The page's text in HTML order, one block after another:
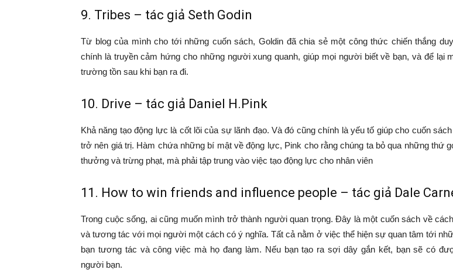
9. Tribes – tác giả Seth Godin
Từ blog của mình cho tới những cuốn sách, Goldin đã chia sẻ một công thức chiến thắng
chính là truyền cảm hứng cho những người xung quanh, giúp mọi người biết về bạn, và để lại
trường tồn sau khi bạn ra đi.
10. Drive – tác giả Daniel H.Pink
Khả năng tạo động lực là cốt lõi của sự lãnh đạo. Và đó cũng chính là yếu tố giúp cho cuốn
trở nên giá trị. Hàm chứa những bí mật về động lực, Pink cho rằng chúng ta bỏ qua những thứ
thưởng và trừng phạt, mà phải tập trung vào việc tạo động lực cho nhân viên
11. How to win friends and influence people – tác giả Dale
Trong cuộc sống, ai cũng muốn mình trở thành người quan trọng. Đây là một cuốn sách về
và tương tác với mọi người một cách có ý nghĩa. Tất cả nằm ở việc thể hiện sự quan tâm tới
bạn tương tác và công việc mà họ đang làm. Nếu bạn tạo ra sợi dây gắn kết, bạn sẽ có
người bạn.